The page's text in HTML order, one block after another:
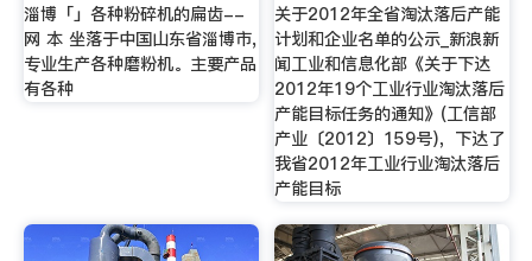
淄博「」各种粉碎机的扁齿--
网 本 坐落于中国山东省淄博市,
专业生产各种磨粉机。主要产品
有各种
关于2012年全省淘汰落后产能
计划和企业名单的公示_新浪新
闻工业和信息化部《关于下达
2012年19个工业行业淘汰落后
产能目标任务的通知》(工信部
产业〔2012〕159号)，下达了
我省2012年工业行业淘汰落后
产能目标